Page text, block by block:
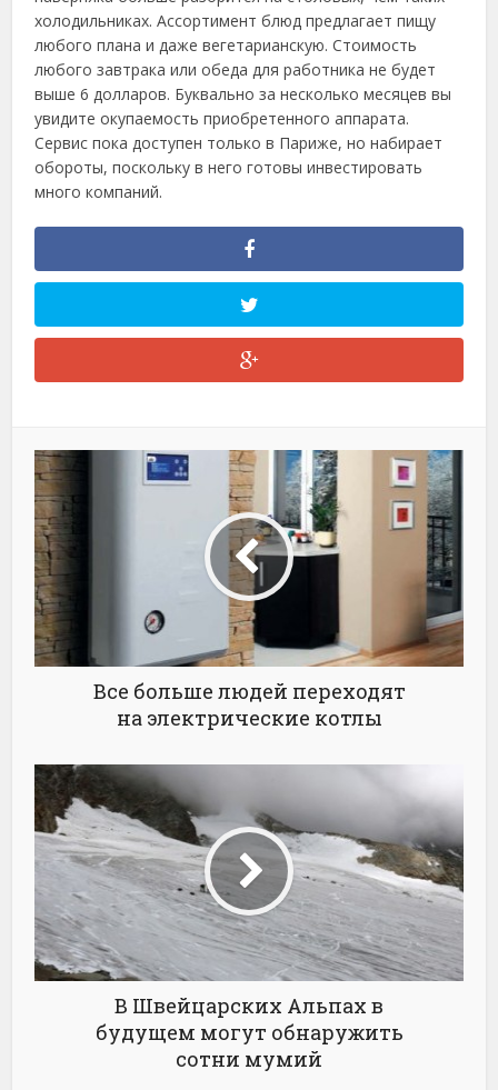
холодильниках. Ассортимент блюд предлагает пищу
любого плана и даже вегетарианскую. Стоимость
любого завтрака или обеда для работника не будет
выше 6 долларов. Буквально за несколько месяцев вы
увидите окупаемость приобретенного аппарата.
Сервис пока доступен только в Париже, но набирает
обороты, поскольку в него готовы инвестировать
много компаний.
Все больше людей переходят
на электрические котлы
В Швейцарских Альпах в
будущем могут обнаружить
сотни мумий